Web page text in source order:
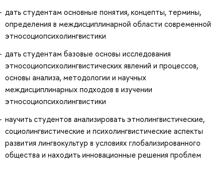
дать студентам основные понятия, концепты, термины,
определения в междисциплинарной области современной
этносоциопсихолингвистики
дать студентам базовые основы исследования
этносоциопсихолингвистических явлений и процессов,
основы анализа, методологии и научных
междисциплинарных подходов в изучении
этносоциопсихолингвистики
научить студентов анализировать этнолингвистические,
социолингвистические и психолингвистические аспекты
развития лингвокультур в условиях глобализированного
общества и находить инновационные решения проблем